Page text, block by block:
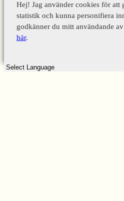
Hej! Jag använder cookies för att
statistik och kunna personifiera
godkänner du mitt användande
här.